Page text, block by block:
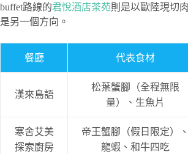
buffet路線的君悅酒店茶苑則是以歐陸現切
是另一個方向。
餐廳 代表食材
漢來島語
松葉蟹腳（全程無限
量）、生魚片
寒舍艾美
探索廚房
帝王蟹腳（假日限定）、
龍蝦、和牛四吃